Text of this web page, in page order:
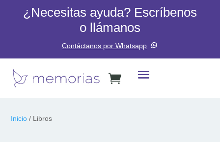
¿Necesitas ayuda? Escríbenos
o llámanos
Contáctanos por Whatsapp
Inicio / Libros